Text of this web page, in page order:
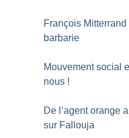
François
barbarie
Mouvement social
nous !
De l’agent orange
sur Fallouja